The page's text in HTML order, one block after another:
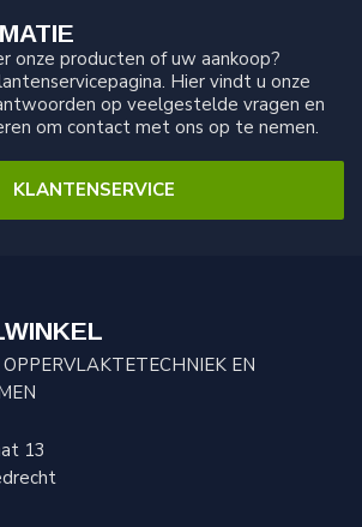
onze producten of uw aankoop?
Hier vindt u onze
op veelgestelde vragen en
om contact met ons op te nemen.
KLANTENSERVICE
EN
13